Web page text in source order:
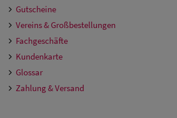
Gutscheine
Vereins & Großbestellungen
Fachgeschäfte
Kundenkarte
Glossar
Zahlung & Versand